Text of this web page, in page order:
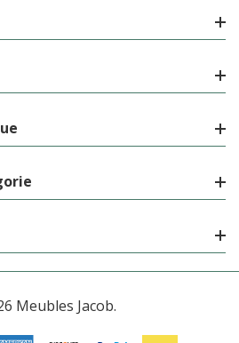
Meubles Jacob.